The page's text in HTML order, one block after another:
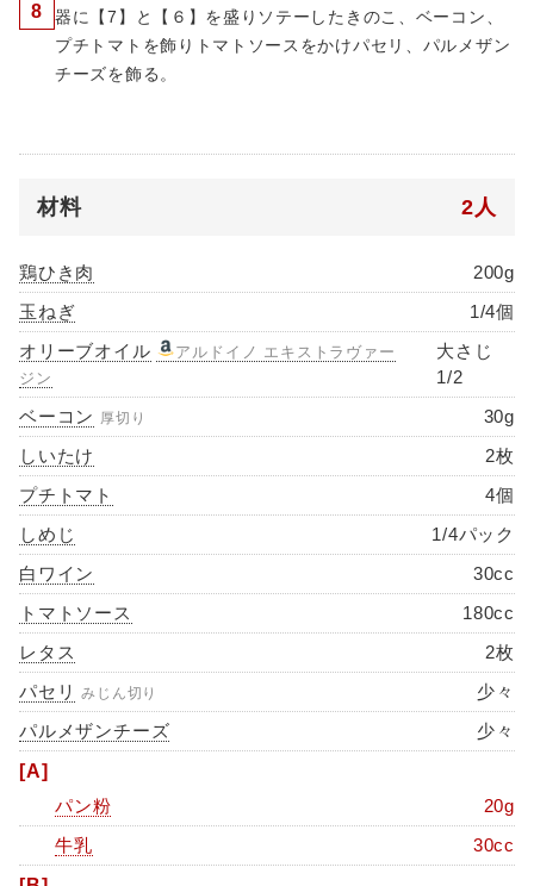
8
器に【7】と【６】を盛りソテーしたきのこ、ベーコン、
プチトマトを飾りトマトソースをかけパセリ、パルメザン
チーズを飾る。
材料 2人
鶏ひき肉
200g
玉ねぎ
1/4個
オリーブオイル
アルドイノ エキストラヴァー
ジン
大さじ
1/2
ベーコン 厚切り
30g
しいたけ
2枚
プチトマト
4個
しめじ
1/4パック
白ワイン
30cc
トマトソース
180cc
レタス
2枚
パセリ
みじん切り
少々
パルメザンチーズ
少々
[A]
パン粉
20g
牛乳
30cc